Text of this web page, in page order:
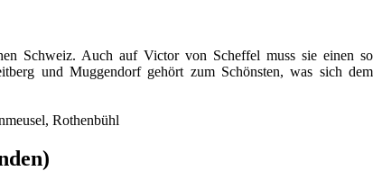
Schweiz. Auch auf Victor von Scheffel muss sie einen so
und Muggendorf gehört zum Schönsten, was sich dem
Rothenbühl